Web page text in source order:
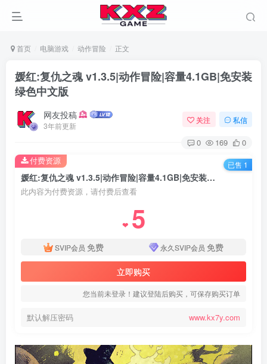
首页 电脑游戏 动作冒险 正文
媛红:复仇之魂 v1.3.5|动作冒险|容量4.1GB|免安装
绿色中文版
网友投稿
3年前更新
关注 私信
0 169 0
媛红:复仇之魂 v1.3.5|动作冒险|容量4.1GB|免安装绿色中文版
此内容为付费资源，请付费后查看
❤ 5
SVIP会员 免费 永久SVIP会员 免费
立即购买
您当前未登录！建议登陆后购买，可保存购买订单
默认解压密码 www.kx7y.com
付费资源 已售 1